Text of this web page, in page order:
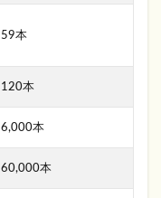
59本
120本
6,000本
60,000本